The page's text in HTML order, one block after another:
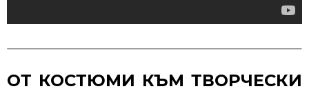
ОТ КОСТЮМИ КЪМ ТВОРЧЕСКИ